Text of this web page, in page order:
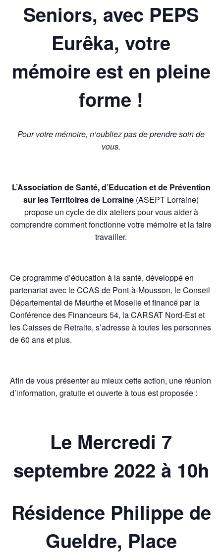
Seniors, avec PEPS
Eurêka, votre
mémoire est en pleine
forme !
Pour votre mémoire, n’oubliez pas de prendre soin de
vous.
L’Association de Santé, d’Education et de Prévention
sur les Territoires de Lorraine (ASEPT Lorraine)
propose un cycle de dix ateliers pour vous aider à
comprendre comment fonctionne votre mémoire et la faire
travailler.
Ce programme d’éducation à la santé, développé en
partenariat avec le CCAS de Pont-à-Mousson, le Conseil
Départemental de Meurthe et Moselle et financé par la
Conférence des Financeurs 54, la CARSAT Nord-Est et
les Caisses de Retraite, s’adresse à toutes les personnes
de 60 ans et plus.
Afin de vous présenter au mieux cette action, une réunion
d’information, gratuite et ouverte à tous est proposée :
Le Mercredi 7
septembre 2022 à 10h
Résidence Philippe de
Gueldre, Place